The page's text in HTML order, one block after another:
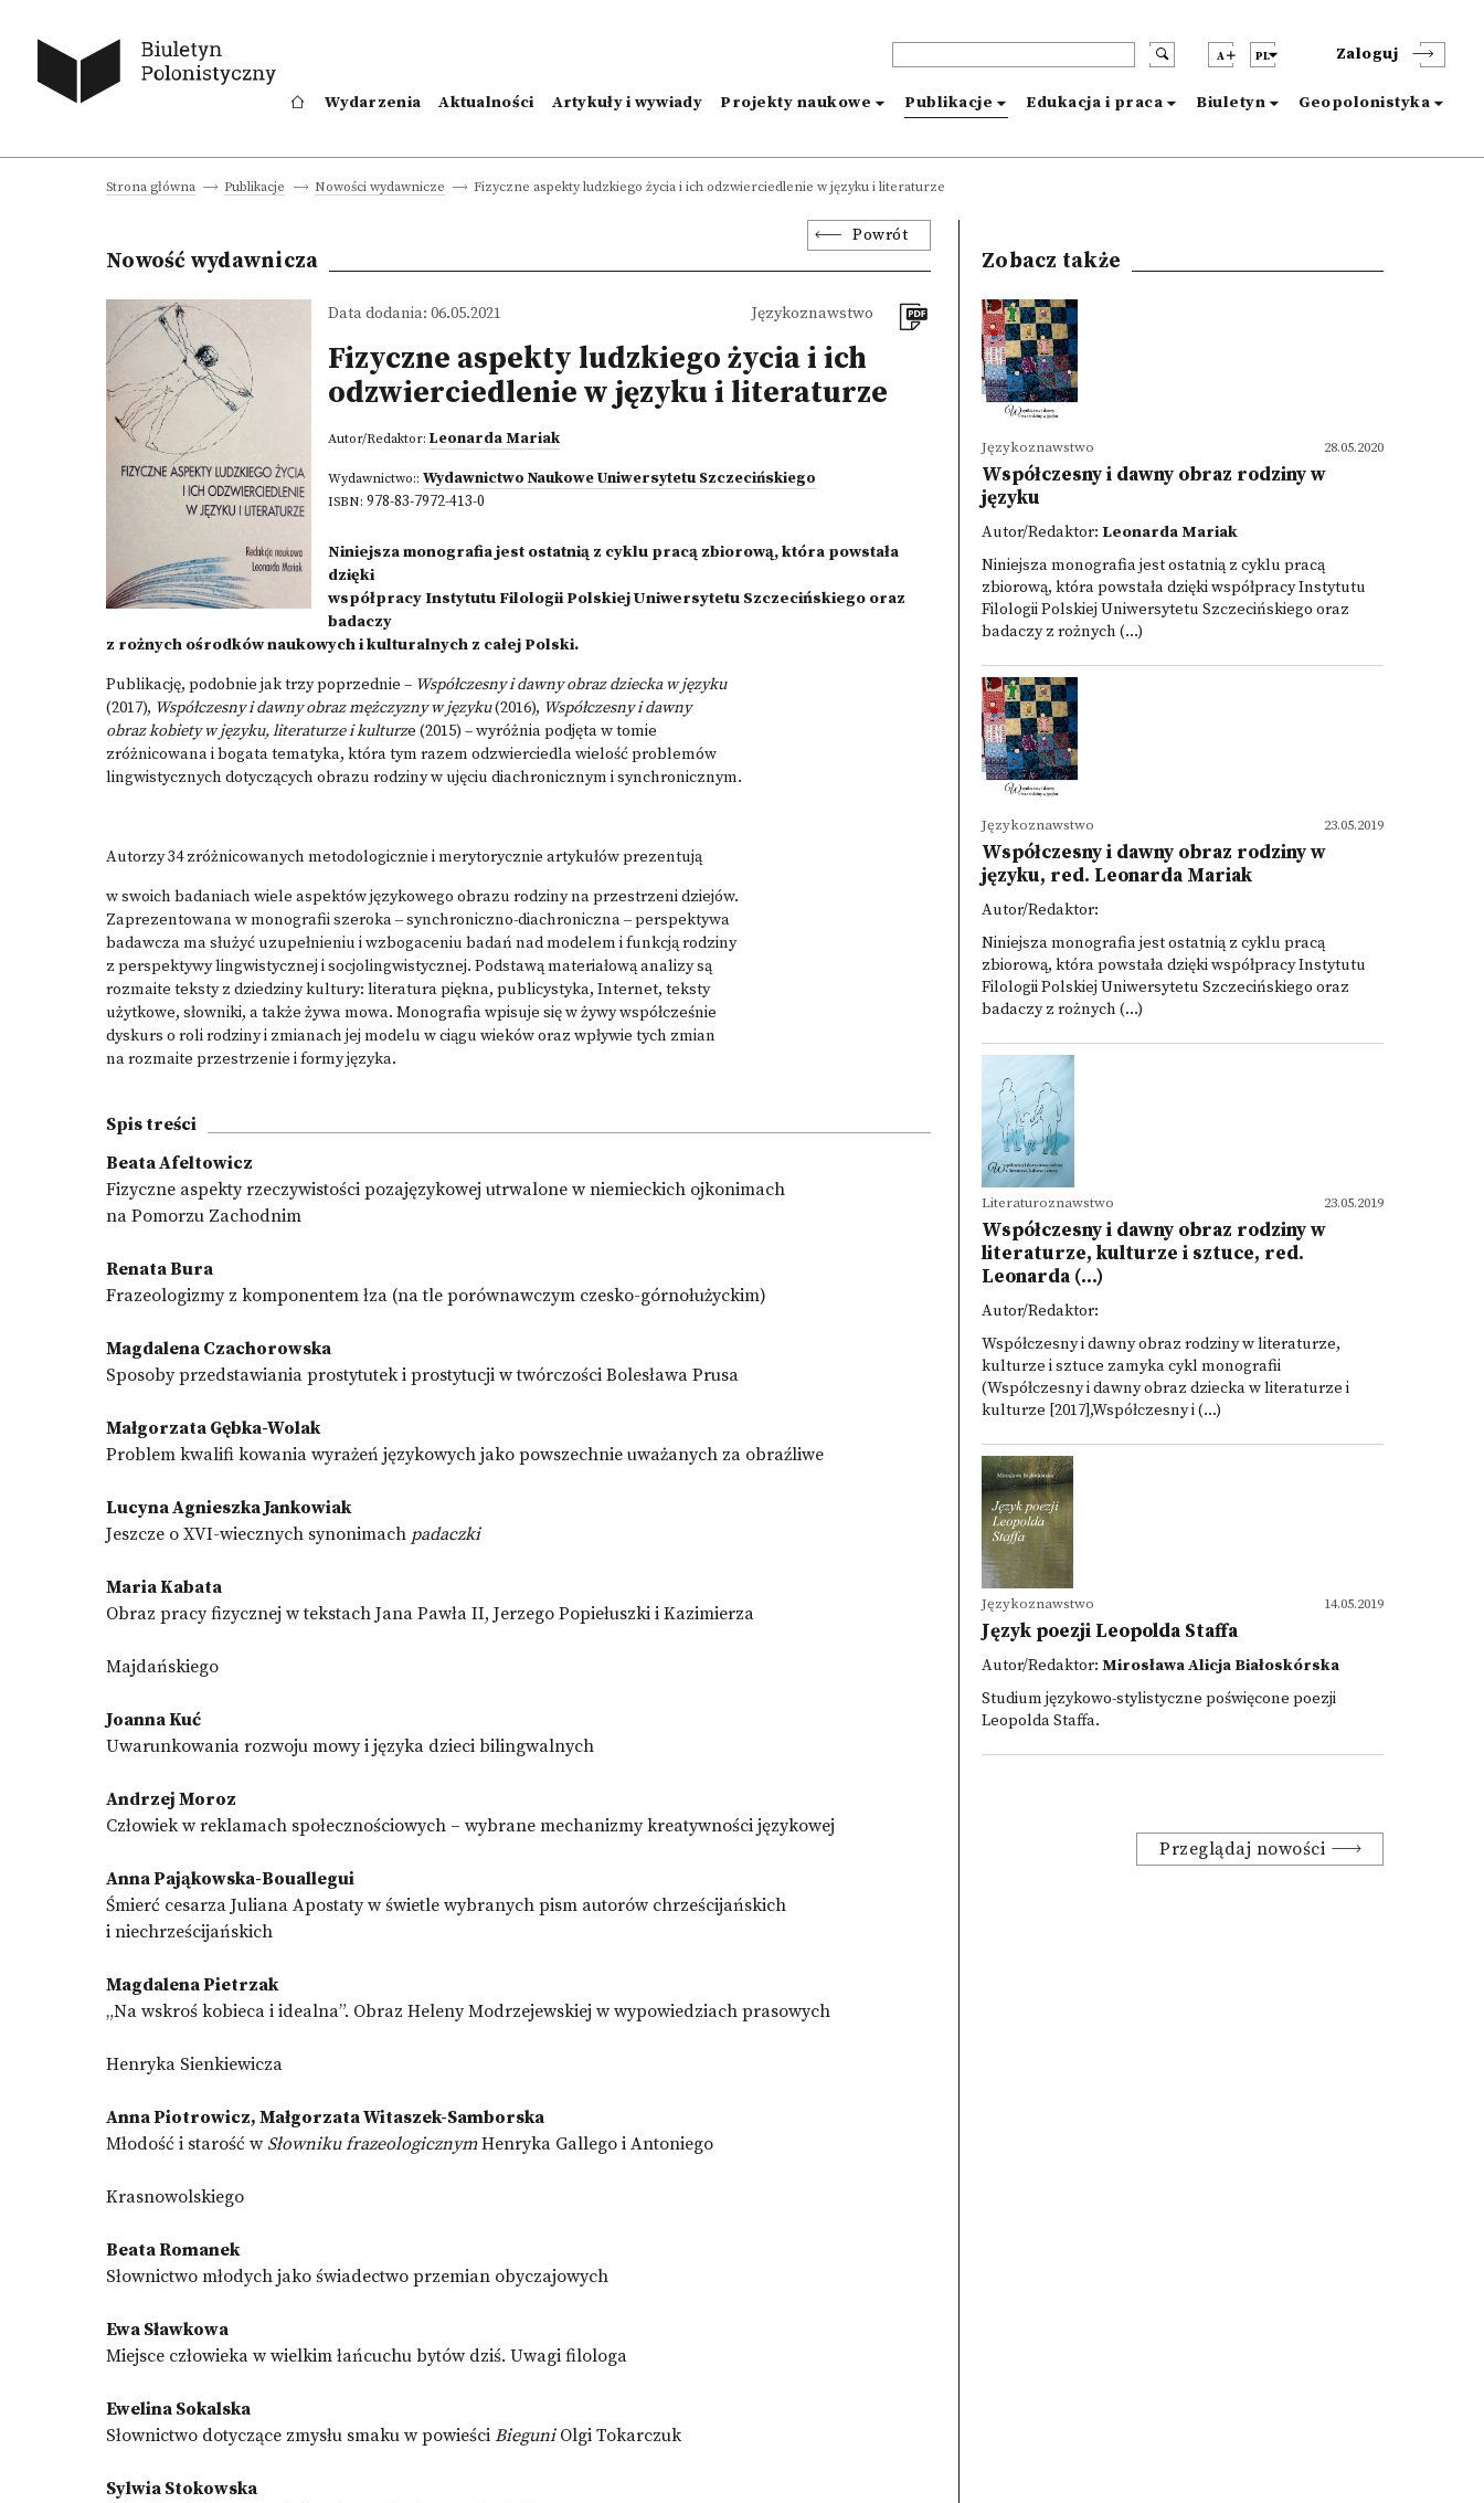
A PL Zaloguj
Wydarzenia Aktualności Artykuły i wywiady Projekty naukowe Publikacje Edukacja i praca Biuletyn Geopolonistyka
Strona główna Publikacje Nowości wydawnicze Fizyczne aspekty ludzkiego życia i ich odzwierciedlenie w języku i literaturze
Powrót
Nowość wydawnicza
Data dodania: 06.05.2021 Językoznawstwo
Fizyczne aspekty ludzkiego życia i ich
odzwierciedlenie w języku i literaturze
Autor/Redaktor: Leonarda Mariak
Wydawnictwo:: Wydawnictwo Naukowe Uniwersytetu Szczecińskiego
ISBN: 978-83-7972-413-0
Niniejsza monografia jest ostatnią z cyklu pracą zbiorową, która powstała
dzięki
współpracy Instytutu Filologii Polskiej Uniwersytetu Szczecińskiego oraz
badaczy
z rożnych ośrodków naukowych i kulturalnych z całej Polski.
Publikację, podobnie jak trzy poprzednie – Współczesny i dawny obraz dzieckaw języku
(2017), Współczesny i dawny obraz mężczyzny w języku(2016), Współczesnyi dawny
obraz kobiety w języku, literaturze i kulturze (2015) – wyróżnia podjęta w tomie
zróżnicowana i bogata tematyka, która tym razem odzwierciedla wielość problemów
lingwistycznych dotyczących obrazu rodziny w ujęciu diachronicznym i synchronicznym.
Autorzy 34 zróżnicowanych metodologicznie i merytorycznie artykułów prezentują
w swoich badaniach wiele aspektów językowego obrazu rodziny na przestrzeni dziejów.
Zaprezentowana w monografii szeroka ‒ synchroniczno-diachroniczna ‒ perspektywa
badawcza ma służyć uzupełnieniu i wzbogaceniu badań nad modelem i funkcją rodziny
z perspektywy lingwistycznej i socjolingwistycznej. Podstawą materiałową analizy są
rozmaite teksty z dziedziny kultury: literatura piękna, publicystyka, Internet, teksty
użytkowe, słowniki, a także żywa mowa. Monografia wpisuje się w żywy współcześnie
dyskurs o roli rodziny i zmianach jej modelu w ciągu wieków oraz wpływie tych zmian
na rozmaite przestrzenie i formy języka.
Spis treści
Beata Afeltowicz
Fizyczne aspekty rzeczywistości pozajęzykowej utrwalone w niemieckich ojkonimach
na Pomorzu Zachodnim
Renata Bura
Frazeologizmy z komponentem łza (na tle porównawczym czesko-górnołużyckim)
Magdalena Czachorowska
Sposoby przedstawiania prostytutek i prostytucji w twórczości Bolesława Prusa
Małgorzata Gębka-Wolak
Problem kwalifi kowania wyrażeń językowych jako powszechnie uważanych za obraźliwe
Lucyna Agnieszka Jankowiak
Jeszcze o XVI-wiecznych synonimach padaczki
Maria Kabata
Obraz pracy fizycznej w tekstach Jana Pawła II, Jerzego Popiełuszki i Kazimierza
Majdańskiego
Joanna Kuć
Uwarunkowania rozwoju mowy i języka dzieci bilingwalnych
Andrzej Moroz
Człowiek w reklamach społecznościowych – wybrane mechanizmy kreatywności językowej
Anna Pająkowska-Bouallegui
Śmierć cesarza Juliana Apostaty w świetle wybranych pism autorów chrześcijańskich
i niechrześcijańskich
Magdalena Pietrzak
„Na wskroś kobieca i idealna”. Obraz Heleny Modrzejewskiej w wypowiedziach prasowych
Henryka Sienkiewicza
Anna Piotrowicz, Małgorzata Witaszek-Samborska
Młodość i starość w Słowniku frazeologicznymHenryka Gallego i Antoniego
Krasnowolskiego
Beata Romanek
Słownictwo młodych jako świadectwo przemian obyczajowych
Ewa Sławkowa
Miejsce człowieka w wielkim łańcuchu bytów dziś. Uwagi filologa
Ewelina Sokalska
Słownictwo dotyczące zmysłu smaku w powieści BieguniOlgi Tokarczuk
Sylwia Stokowska
Zobacz także
28.05.2020
Językoznawstwo
Współczesny i dawny obraz rodziny w
języku
Autor/Redaktor: Leonarda Mariak
Niniejsza monografia jest ostatnią z cyklu pracą
zbiorową, która powstała dzięki współpracy Instytutu
Filologii Polskiej Uniwersytetu Szczecińskiego oraz
badaczy z rożnych (...)
23.05.2019
Językoznawstwo
Współczesny i dawny obraz rodziny w
języku, red. Leonarda Mariak
Autor/Redaktor:
Niniejsza monografia jest ostatnią z cyklu pracą
zbiorową, która powstała dzięki współpracy Instytutu
Filologii Polskiej Uniwersytetu Szczecińskiego oraz
badaczy z rożnych (...)
23.05.2019
Literaturoznawstwo
Współczesny i dawny obraz rodziny w
literaturze, kulturze i sztuce, red.
Leonarda (...)
Autor/Redaktor:
Współczesny i dawny obraz rodziny w literaturze,
kulturze i sztuce zamyka cykl monografii
(Współczesny i dawny obraz dziecka w literaturze i
kulturze [2017],Współczesny i (...)
14.05.2019
Językoznawstwo
Język poezji Leopolda Staffa
Autor/Redaktor: Mirosława Alicja Białoskórska
Studium językowo-stylistyczne poświęcone poezji
Leopolda Staffa.
Przeglądaj nowości